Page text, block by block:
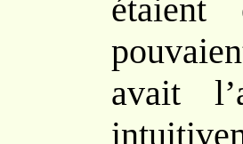
avait